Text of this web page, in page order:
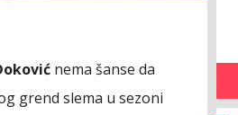
nema šanse da
grend slema u sezoni